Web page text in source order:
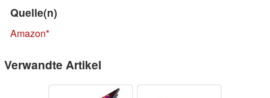
Quelle(n)
Amazon
Verwandte Artikel